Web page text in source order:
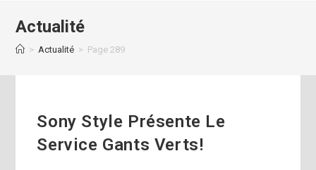
Actualité
> Actualité > Page 289
Sony Style Présente Le
Service Gants Verts!